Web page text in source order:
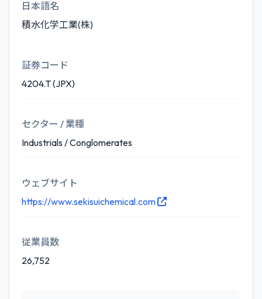
日本語名
積水化学工業(株)
証券コード
4204.T (JPX)
セクター / 業種
Industrials / Conglomerates
ウェブサイト
https://www.sekisuichemical.com
従業員数
26,752